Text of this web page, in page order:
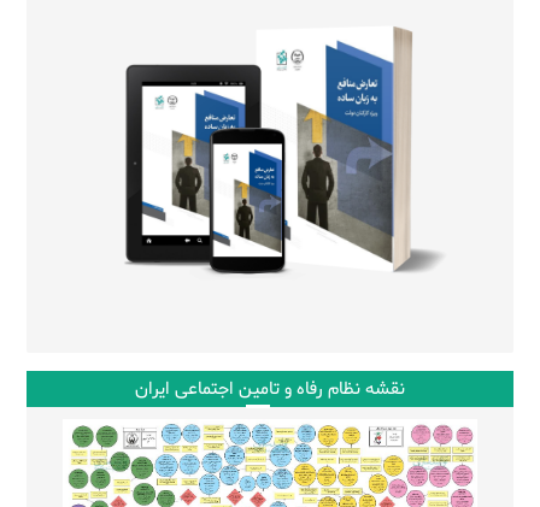
نقشه نظام رفاه و تامین اجتماعی ایران